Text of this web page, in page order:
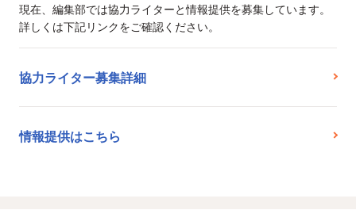
現在、編集部では協力ライターと情報提供を募集しています。
詳しくは下記リンクをご確認ください。
協力ライター募集詳細
情報提供はこちら